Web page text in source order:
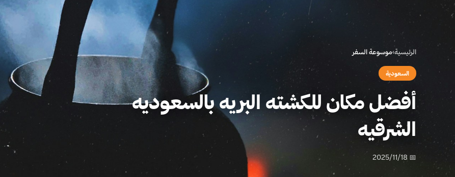
الرئيسية›موسوعة السفر
السعودية
أفضل مكان للكشته البريه بالسعوديه
الشرقيه
📅 2025/11/18